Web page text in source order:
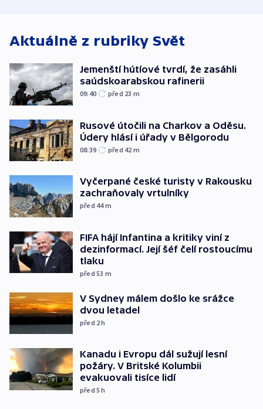
Aktuálně z rubriky Svět
Jemenští hútíové tvrdí, že zasáhli
saúdskoarabskou rafinerii
09:40 před 23 m
Rusové útočili na Charkov a Oděsu.
Údery hlásí i úřady v Bělgorodu
08:39 před 42 m
Vyčerpané české turisty v Rakousku
zachraňovaly vrtulníky
před 44m
FIFA hájí Infantina a kritiky viní z
dezinformací. Její šéf čelí rostoucímu
tlaku
před 53 m
V Sydney málem došlo ke srážce
dvou letadel
před 2h
Kanadu i Evropu dál sužují lesní
požáry. V Britské Kolumbii
evakuovali tisíce lidí
před 5h